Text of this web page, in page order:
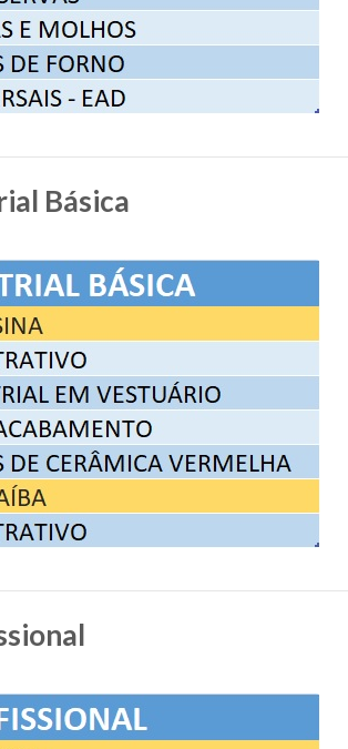
Básica